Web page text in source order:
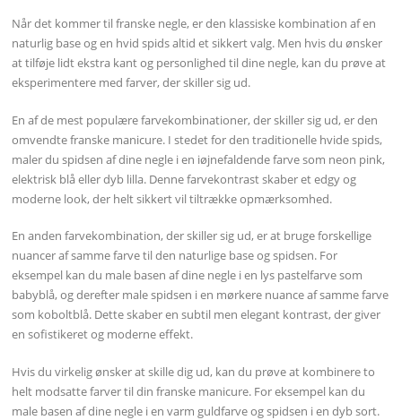
Når det kommer til franske negle, er den klassiske kombination af en
naturlig base og en hvid spids altid et sikkert valg. Men hvis du ønsker
at tilføje lidt ekstra kant og personlighed til dine negle, kan du prøve at
eksperimentere med farver, der skiller sig ud.
En af de mest populære farvekombinationer, der skiller sig ud, er den
omvendte franske manicure. I stedet for den traditionelle hvide spids,
maler du spidsen af dine negle i en iøjnefaldende farve som neon pink,
elektrisk blå eller dyb lilla. Denne farvekontrast skaber et edgy og
moderne look, der helt sikkert vil tiltrække opmærksomhed.
En anden farvekombination, der skiller sig ud, er at bruge forskellige
nuancer af samme farve til den naturlige base og spidsen. For
eksempel kan du male basen af dine negle i en lys pastelfarve som
babyblå, og derefter male spidsen i en mørkere nuance af samme farve
som koboltblå. Dette skaber en subtil men elegant kontrast, der giver
en sofistikeret og moderne effekt.
Hvis du virkelig ønsker at skille dig ud, kan du prøve at kombinere to
helt modsatte farver til din franske manicure. For eksempel kan du
male basen af dine negle i en varm guldfarve og spidsen i en dyb sort.